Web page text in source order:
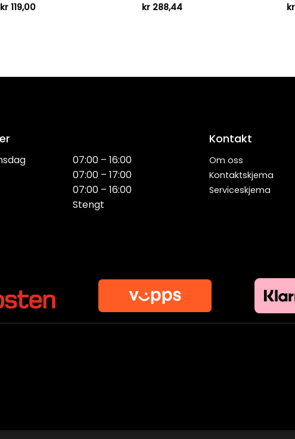
kr119,00
kr288,44
kr
07:00 – 16:00
07:00 – 17:00
07:00 – 16:00
Stengt
Kontakt
Om oss
Kontaktskjema
Serviceskjema